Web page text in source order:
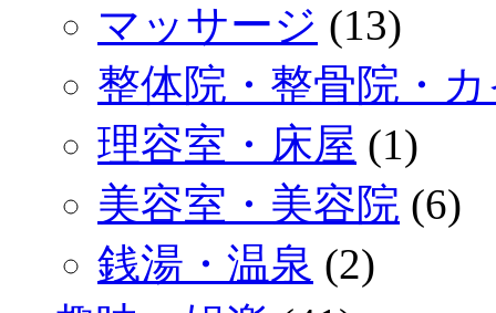
マッサージ (13)
整体院・整骨院・
理容室・床屋 (1)
美容室・美容院 (6)
銭湯・温泉 (2)